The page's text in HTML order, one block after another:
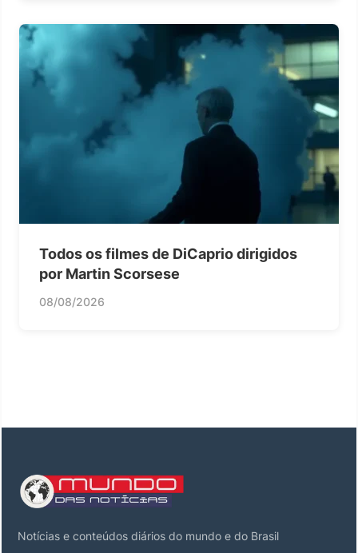
Todos os filmes de DiCaprio dirigidos
por Martin Scorsese
08/08/2026
Notícias e conteúdos diários do mundo e do Brasil